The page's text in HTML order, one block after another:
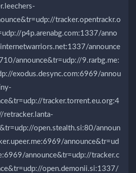
tracker.opentrackr.o
p4p.arenabg.com:1337/anno
announce
announce&tr=udp://9.rarbg.me:
exodus.desync.com:6969/annou
tracker.torrent.eu.org:4
retracker.lanta-
open.stealth.si:80/announ
announce&tr=ud
announce&tr=udp://tracker.c
open.demonii.si:1337/